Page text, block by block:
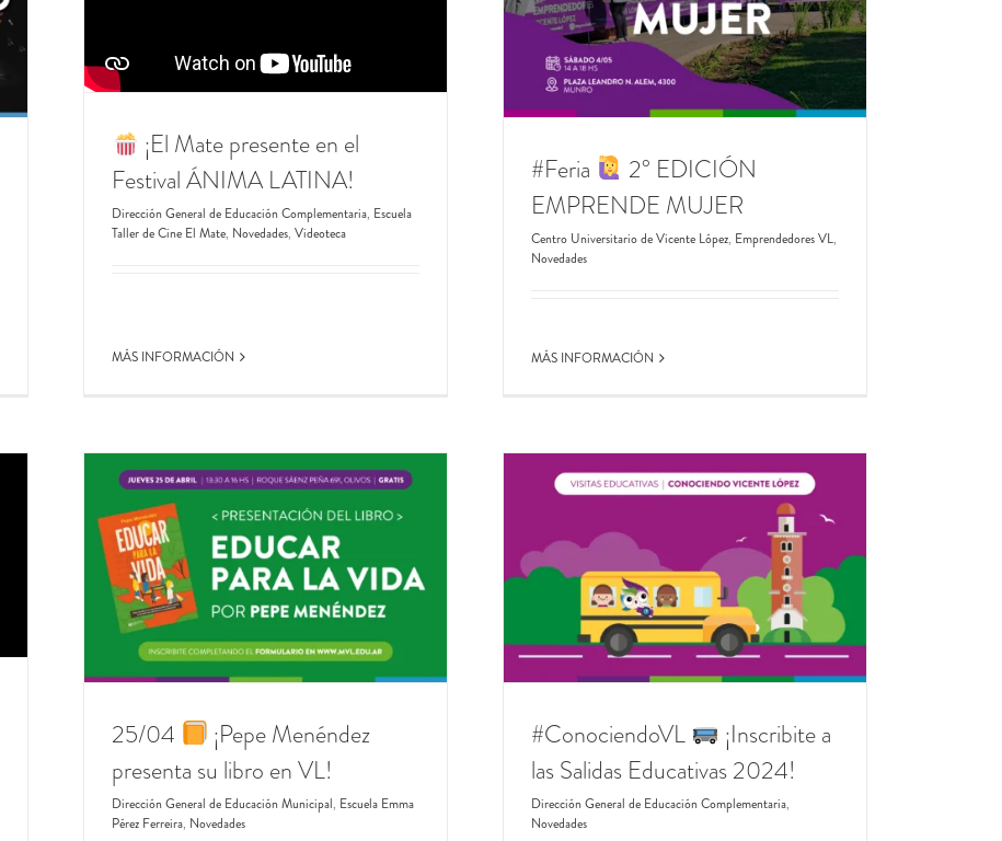
¡El Mate presente en el
Festival ÁNIMA LATINA!
Dirección General de Educación Complementaria, Escuela
Taller de Cine El Mate, Novedades, Videoteca
MÁS INFORMACIÓN
VL
Novedades
#Feria
2° EDICIÓN
EMPRENDE MUJER
Centro Universitario de Vicente López, Emprendedores VL,
Novedades
MÁS INFORMACIÓN
25/04
​ ¡Pepe Menéndez
presenta su libro en VL!
Dirección General de Educación Municipal, Escuela Emma
Pérez Ferreira, Novedades
#ConociendoVL
¡Inscribite a las Salidas
Educativas 2024!
Dirección General de Educación Complementaria
Novedades
#ConociendoVL
¡Inscribite a
las Salidas Educativas 2024!
Dirección General de Educación Complementaria,
Novedades